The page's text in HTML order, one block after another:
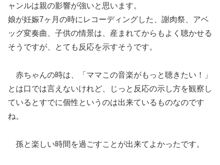
ャンルは親の影響が強いと思います。
娘が妊娠7ヶ月の時にレコーディングした、謝肉祭、アベ
ッグ変奏曲、子供の情景は、産まれてからもよく聴かせる
そうですが、とても反応を示すそうです。
赤ちゃんの時は、「ママこの音楽がもっと聴きたい！」
とは口では言えないけれど、じっと反応の示し方を観察し
ているとすでに個性というのは出来ているものなのです
ね。
孫と楽しい時間を過ごすことが出来てよかったです。